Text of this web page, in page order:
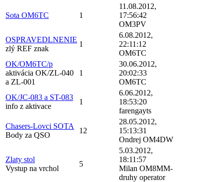
Sota OM6TC 1
11.08.2012,
17:56:42
OM3PV
OSPRAVEDLNENIE
zlý REF znak
1
6.08.2012,
22:11:12
OM6TC
OK/OM6TC/p
aktivácia OK/ZL-040
a ZL-001
1
30.06.2012,
20:02:33
OM6TC
OK/JC-083 a ST-083
info z aktivace
1
6.06.2012,
18:53:20
farengayts
Chasers-Lovci SOTA
Body za QSO
12
28.05.2012,
15:13:31
Ondrej OM4DW
Zlaty stol
Vystup na vrchol
5
5.03.2012,
18:11:57
Milan OM8MM-
druhy operator